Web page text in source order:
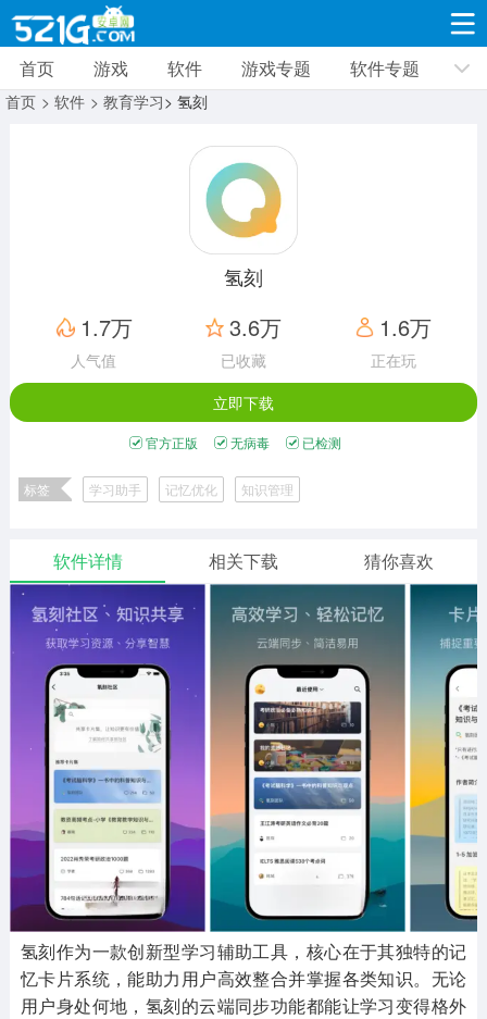
游戏 软件 游戏专题 软件专题 新闻资讯
8691款应用
动作闯关
12960款应用
赛车竞速
3628款应用
卡牌对战
2051款应用
体育运动
1277款应用
手游辅助
1958款应用
二次元
模拟经营
仙侠手游
485款应用
手赚网赚
446款应用
绝地求生
34款应用
三国游戏
3931款应用
我的世界
69款应用
像素游戏
其他
981款应用
末日游戏
1405款应用
pc游戏
3443款应用
游戏攻略
63款应用
软件教程
8款应用
8款应用
首页 游戏 软件 游戏专题 软件专题
首页 > 软件 > 教育学习> 氢刻
氢刻
1.7万
人气值
3.6万
已收藏
1.6万
正在玩
立即下载
官方正版 无病毒 已检测
标签 学习助手 记忆优化 知识管理
软件详情 相关下载 猜你喜欢
氢刻作为一款创新型学习辅助工具，核心在于其独特的记
忆卡片系统，能助力用户高效整合并掌握各类知识。无论
用户身处何地，氢刻的云端同步功能都能让学习变得格外